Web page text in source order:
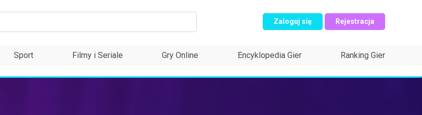
Zaloguj się Rejestracja
Sport Filmy i Seriale Gry Online Encyklopedia Gier Ranking Gier